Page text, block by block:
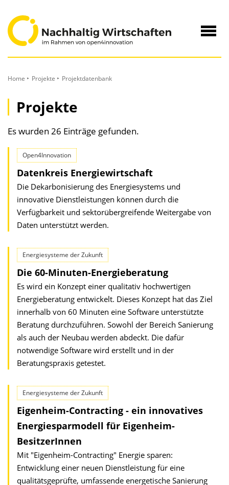
Inhalt
Home Projekte Projektdatenbank
Projekte
Es wurden 26 Einträge gefunden.
Open4Innovation
Datenkreis Energiewirtschaft
Die Dekarbonisierung des Energiesystems und
innovative Dienstleistungen können durch die
Verfügbarkeit und sektorübergreifende Weitergabe von
Daten unterstützt werden.
Energiesysteme der Zukunft
Die 60-Minuten-Energieberatung
Es wird ein Konzept einer qualitativ hochwertigen
Energieberatung entwickelt. Dieses Konzept hat das Ziel
innerhalb von 60 Minuten eine Software unterstützte
Beratung durchzuführen. Sowohl der Bereich Sanierung
als auch der Neubau werden abdeckt. Die dafür
notwendige Software wird erstellt und in der
Beratungspraxis getestet.
Energiesysteme der Zukunft
Eigenheim-Contracting - ein innovatives
Energiesparmodell für Eigenheim-
BesitzerInnen
Mit "Eigenheim-Contracting" Energie sparen:
Entwicklung einer neuen Dienstleistung für eine
qualitätsgeprüfte, umfassende energetische Sanierung